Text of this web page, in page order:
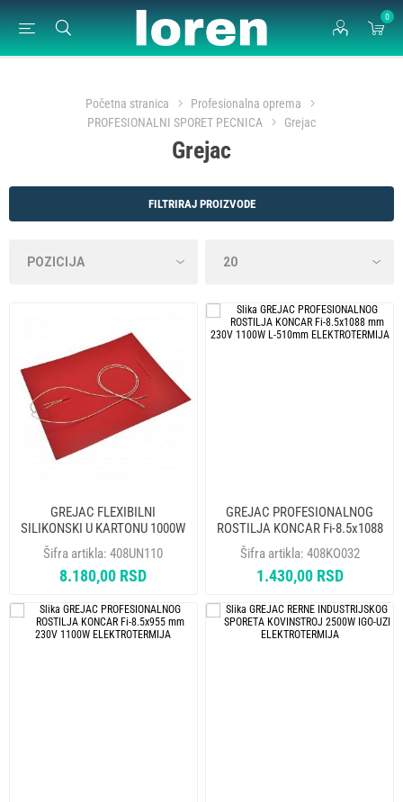
0
Početna stranica
Profesionalna oprema
PROFESIONALNI SPORET PECNICA
Grejac
Grejac
FILTRIRAJ PROIZVODE
GREJAC FLEXIBILNI
SILIKONSKI U KARTONU 1000W
400x290mm
Šifra artikla:408UN110
8.180,00 RSD
GREJAC PROFESIONALNOG
ROSTILJA KONCAR Fi-8.5x1088
mm 230V 1100W L-510mm
ELEKTROTERMIJA
Šifra artikla: 408KO032
1.430,00 RSD